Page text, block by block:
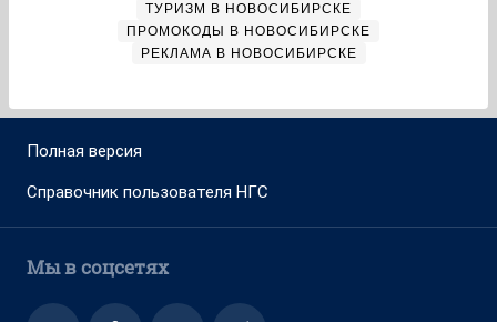
ТУРИЗМ В НОВОСИБИРСКЕ
ПРОМОКОДЫ В НОВОСИБИРСКЕ
РЕКЛАМА В НОВОСИБИРСКЕ
Полная версия
Справочник пользователя НГС
Мы в соцсетях